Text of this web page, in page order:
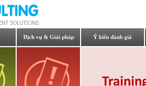
Dịch vụ & Giải pháp Ý kiến đánh giá